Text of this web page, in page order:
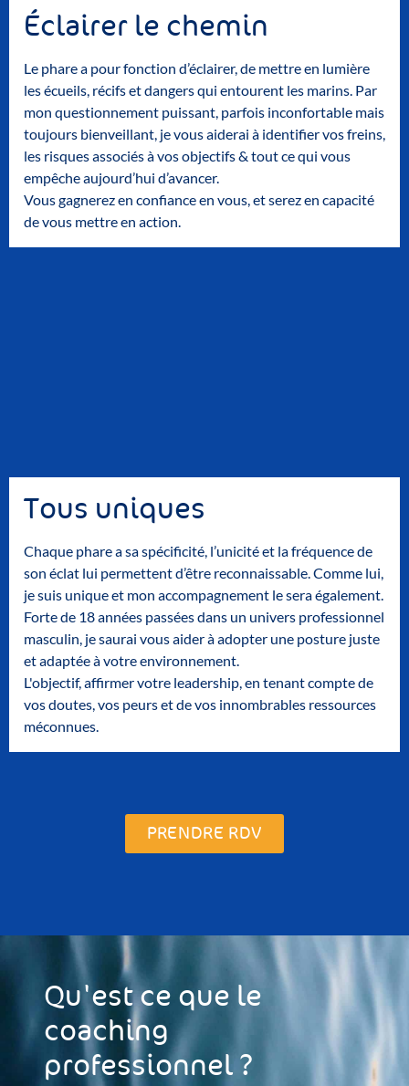
Éclairer le chemin
Le phare a pour fonction d’éclairer, de mettre en lumière
les écueils, récifs et dangers qui entourent les marins. Par
mon questionnement puissant, parfois inconfortable mais
toujours bienveillant, je vous aiderai à identifier vos freins,
les risques associés à vos objectifs & tout ce qui vous
empêche aujourd’hui d’avancer.
Vous gagnerez en confiance en vous, et serez en capacité
de vous mettre en action.
Tous uniques
Chaque phare a sa spécificité, l’unicité et la fréquence de
son éclat lui permettent d’être reconnaissable. Comme lui,
je suis unique et mon accompagnement le sera également.
Forte de 18 années passées dans un univers professionnel
masculin, je saurai vous aider à adopter une posture juste
et adaptée à votre environnement.
L'objectif, affirmer votre leadership, en tenant compte de
vos doutes, vos peurs et de vos innombrables ressources
méconnues.
PRENDRE RDV
Qu'est ce que le
coaching
professionnel ?